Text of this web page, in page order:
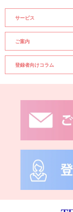
サービス
ご案内
登録者向けコラム